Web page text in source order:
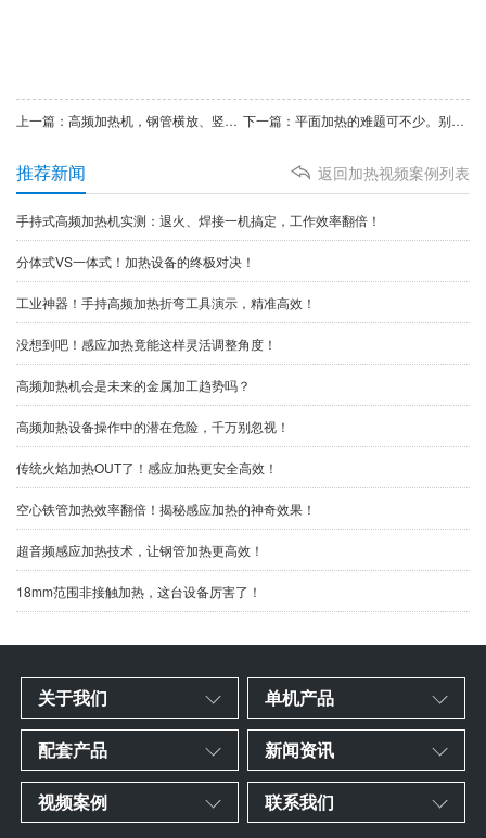
上一篇：高频加热机，钢管横放、竖放随便选，加热效果一样好 下一篇：平面加热的难题可不少。别愁，海拓手持式高频加热机来救场
返回加热视频案例列表
推荐新闻
手持式高频加热机实测：退火、焊接一机搞定，工作效率翻倍！
分体式VS一体式！加热设备的终极对决！
工业神器！手持高频加热折弯工具演示，精准高效！
没想到吧！感应加热竟能这样灵活调整角度！
高频加热机会是未来的金属加工趋势吗？
高频加热设备操作中的潜在危险，千万别忽视！
传统火焰加热OUT了！感应加热更安全高效！
空心铁管加热效率翻倍！揭秘感应加热的神奇效果！
超音频感应加热技术，让钢管加热更高效！
18mm范围非接触加热，这台设备厉害了！
关于我们 单机产品
配套产品 新闻资讯
视频案例 联系我们